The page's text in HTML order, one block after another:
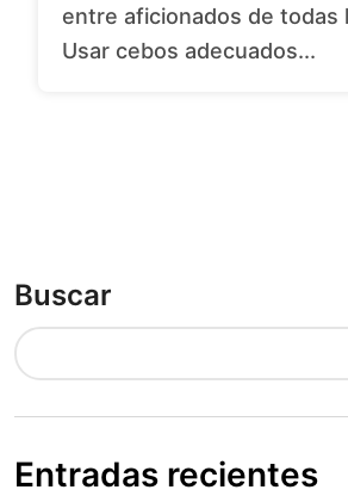
entre aficionados de todas
Usar cebos adecuados...
Buscar
Entradas recientes